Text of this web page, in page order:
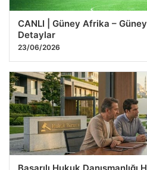
CANLI | Güney Afrika –
Detaylar
23/06/2026